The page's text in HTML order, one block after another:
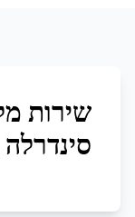
שירות
סינדרלה